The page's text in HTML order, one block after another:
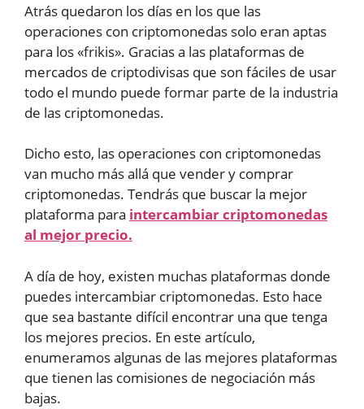
Atrás quedaron los días en los que las
operaciones con criptomonedas solo eran aptas
para los «frikis». Gracias a las plataformas de
mercados de criptodivisas que son fáciles de usar
todo el mundo puede formar parte de la industria
de las criptomonedas.
Dicho esto, las operaciones con criptomonedas
van mucho más allá que vender y comprar
criptomonedas. Tendrás que buscar la mejor
plataforma para intercambiar criptomonedas
al mejor precio.
A día de hoy, existen muchas plataformas donde
puedes intercambiar criptomonedas. Esto hace
que sea bastante difícil encontrar una que tenga
los mejores precios. En este artículo,
enumeramos algunas de las mejores plataformas
que tienen las comisiones de negociación más
bajas.